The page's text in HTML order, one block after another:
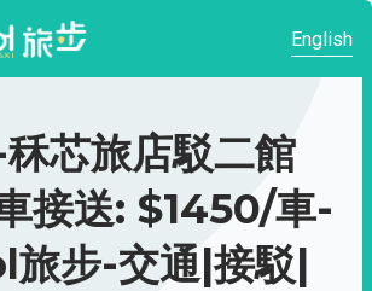
English
芯旅店駁二館
接送: $1450/車-
步-交通|接駁|